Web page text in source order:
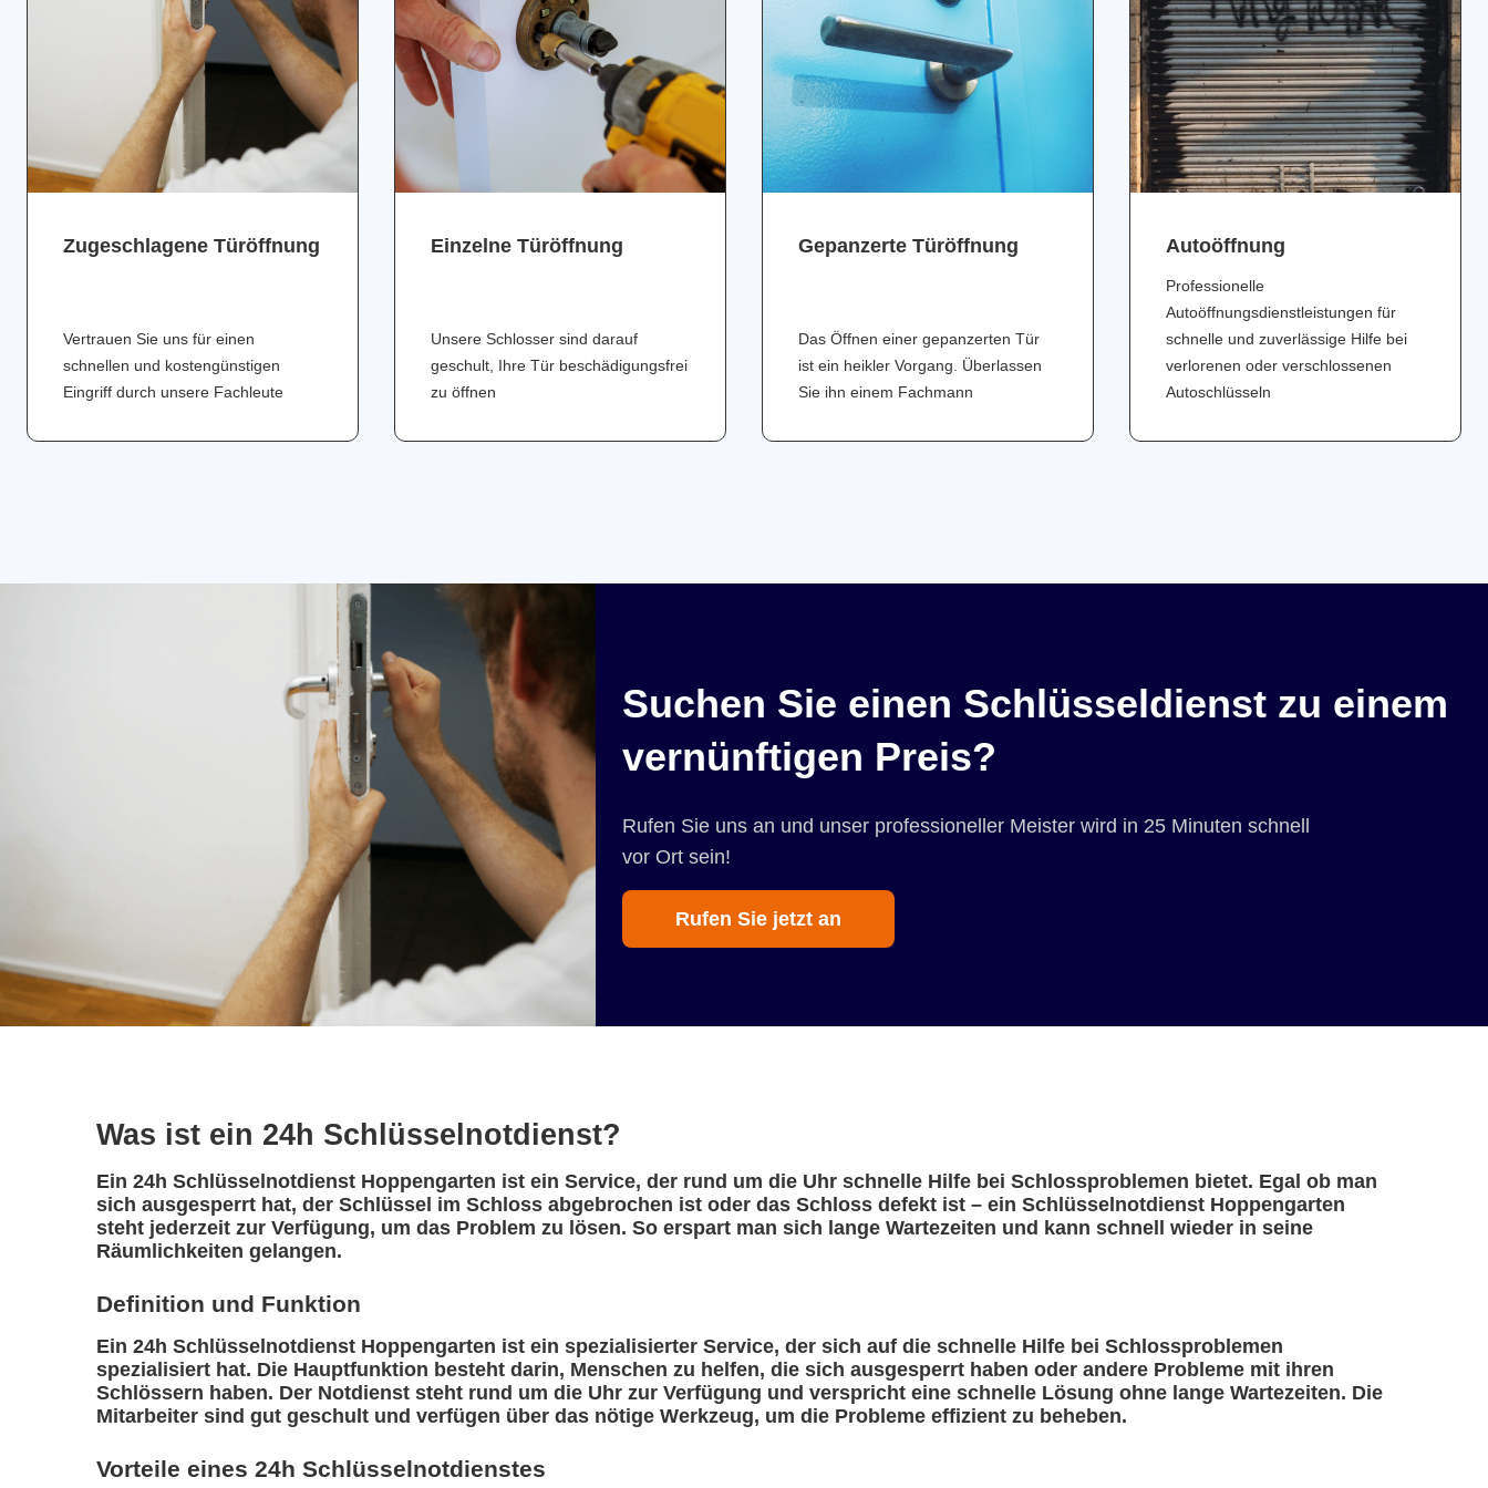
Zugeschlagene Türöffnung
Vertrauen Sie uns für einen
schnellen und kostengünstigen
Eingriff durch unsere Fachleute
Einzelne Türöffnung
Unsere Schlosser sind darauf
geschult, Ihre Tür beschädigungsfrei
zu öffnen
Gepanzerte Türöffnung
Das Öffnen einer gepanzerten Tür
ist ein heikler Vorgang. Überlassen
Sie ihn einem Fachmann
Аutoöffnung
Professionelle
Autoöffnungsdienstleistungen für
schnelle und zuverlässige Hilfe bei
verlorenen oder verschlossenen
Autoschlüsseln
Suchen Sie einen Schlüsseldienst zu einem
vernünftigen Preis?
Rufen Sie uns an und unser professioneller Meister wird in 25 Minuten schnell
vor Ort sein!
Rufen Sie jetzt an
Was ist ein 24h Schlüsselnotdienst?
Ein 24h Schlüsselnotdienst Hoppengarten ist ein Service, der rund um die Uhr schnelle Hilfe bei Schlossproblemen bietet. Egal ob man
sich ausgesperrt hat, der Schlüssel im Schloss abgebrochen ist oder das Schloss defekt ist – ein Schlüsselnotdienst Hoppengarten
steht jederzeit zur Verfügung, um das Problem zu lösen. So erspart man sich lange Wartezeiten und kann schnell wieder in seine
Räumlichkeiten gelangen.
Definition und Funktion
Ein 24h Schlüsselnotdienst Hoppengarten ist ein spezialisierter Service, der sich auf die schnelle Hilfe bei Schlossproblemen
spezialisiert hat. Die Hauptfunktion besteht darin, Menschen zu helfen, die sich ausgesperrt haben oder andere Probleme mit ihren
Schlössern haben. Der Notdienst steht rund um die Uhr zur Verfügung und verspricht eine schnelle Lösung ohne lange Wartezeiten. Die
Mitarbeiter sind gut geschult und verfügen über das nötige Werkzeug, um die Probleme effizient zu beheben.
Vorteile eines 24h Schlüsselnotdienstes